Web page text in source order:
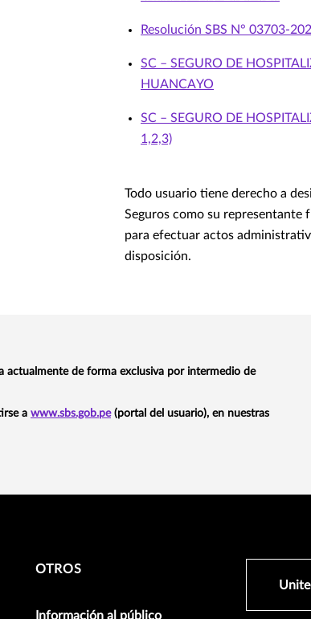
Resolución SBS N° 03703-
SC – SEGURO DE
HUANCAYO
SC – SEGURO DE
1,2,3)
Todo usuario tiene derecho a
Seguros como su representante
para efectuar actos
disposición.
actualmente de forma exclusiva por intermedio de
a www.sbs.gob.pe(portal del usuario), en nuestras
OTROS
Información al público